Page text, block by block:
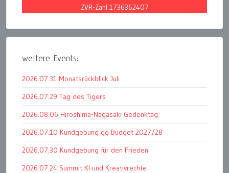
ZVR-Zahl 1736362407
weitere Events:
2026.07.31 Monatsrückblick Juli
2026.07.29 Tag des Tigers
2026.08.06 Hiroshima-Nagasaki Gedenktag
2026.07.10 Kundgebung gg Budget 2027/28
2026.07.30 Kundgebung für den Frieden
2026.07.24 Summit KI und Kreativrechte